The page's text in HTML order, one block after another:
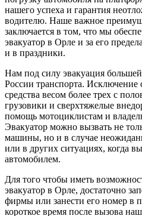
нашего успеха и гарантия
водителю. Наше важное
заключается в том, что мы
эвакуатор в Орле и за его
и в праздники.
Нам под силу эвакуация
России транспорта. Исключение
средства весом более трех с
грузовики и сверхтяжелые
помощь мотоциклистам и
Эвакуатор можно вызвать не
машины, но и в случае
или в других ситуациях, когда
автомобилем.
Для того чтобы иметь
эвакуатор в Орле, достаточно
фирмы или занести его номер в
короткое время после вызова